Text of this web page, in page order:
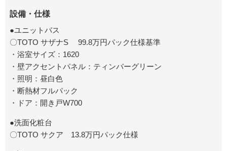
設備・仕様
●ユニットバス
〇TOTO サザナS 99.8万円パック仕様基準
・浴室サイズ：1620
・壁アクセントパネル：ティンバーグリーン
・照明：昼白色
・断熱材フルパック
・ドア：開き戸W700
●洗面化粧台
〇TOTO サクア 13.8万円パック仕様